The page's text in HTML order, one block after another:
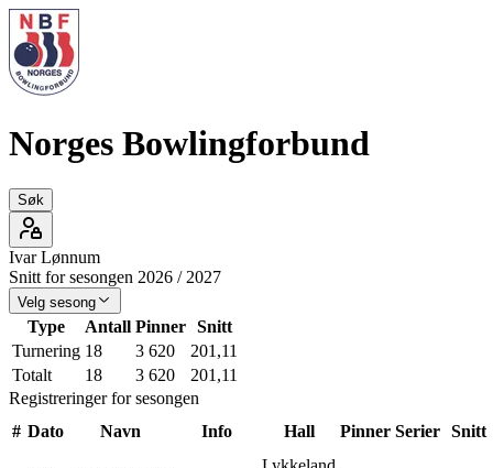
Norges Bowlingforbund
Søk
Ivar Lønnum
Snitt for sesongen 2026 / 2027
Velg sesong
Type Antall Pinner Snitt
Turnering 18 3 620
201,11
Totalt
18 3 620
201,11
Registreringer for sesongen
# Dato Navn Info Hall Pinner Serier Snitt